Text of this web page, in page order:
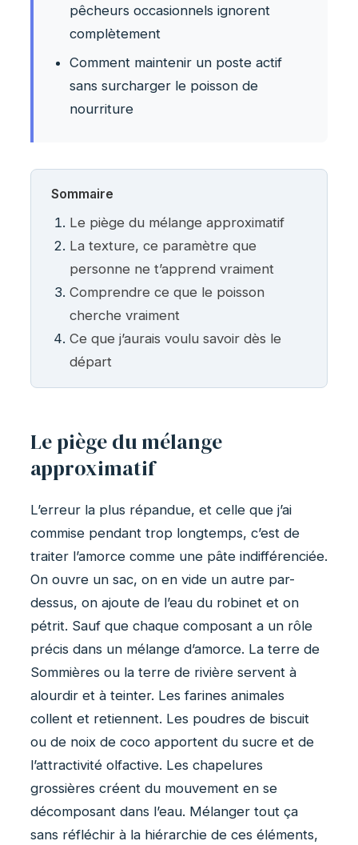
pêcheurs occasionnels ignorent
complètement
Comment maintenir un poste actif
sans surcharger le poisson de
nourriture
Sommaire
Le piège du mélange approximatif
La texture, ce paramètre que
personne ne t’apprend vraiment
Comprendre ce que le poisson
cherche vraiment
Ce que j’aurais voulu savoir dès le
départ
Le piège du mélange
approximatif
L’erreur la plus répandue, et celle que j’ai
commise pendant trop longtemps, c’est de
traiter l’amorce comme une pâte indifférenciée.
On ouvre un sac, on en vide un autre par-
dessus, on ajoute de l’eau du robinet et on
pétrit. Sauf que chaque composant a un rôle
précis dans un mélange d’amorce. La terre de
Sommières ou la terre de rivière servent à
alourdir et à teinter. Les farines animales
collent et retiennent. Les poudres de biscuit
ou de noix de coco apportent du sucre et de
l’attractivité olfactive. Les chapelures
grossières créent du mouvement en se
décomposant dans l’eau. Mélanger tout ça
sans réfléchir à la hiérarchie de ces éléments,